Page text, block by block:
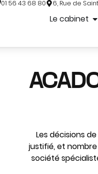
01 56 43 68 80 6, Rue de
Le cabinet
Les décisions
justifié, et
société